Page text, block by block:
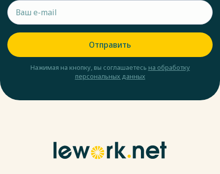
Отправить
Нажимая на кнопку, вы соглашаетесь на обработку
персональных данных